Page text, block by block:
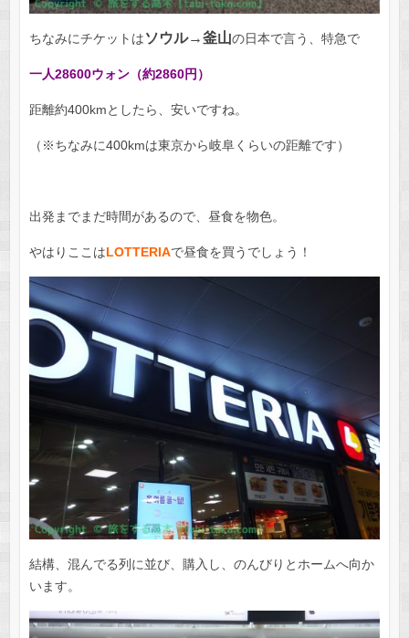
ちなみにチケットはソウル→釜山の日本で言う、特急で
一人28600ウォン（約2860円）
距離約400kmとしたら、安いですね。
（※ちなみに400kmは東京から岐阜くらいの距離です）
出発までまだ時間があるので、昼食を物色。
やはりここはLOTTERIAで昼食を買うでしょう！
結構、混んでる列に並び、購入し、のんびりとホームへ向か
います。